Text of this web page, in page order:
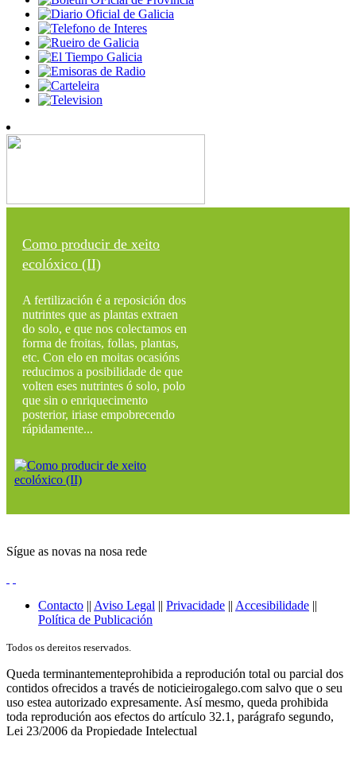
Como producir de xeito
ecolóxico (II)
A fertilización é a reposición dos
nutrintes que as plantas extraen
do solo, e que nos colectamos en
forma de froitas, follas, plantas,
etc. Con elo en moitas ocasións
reducimos a posibilidade de que
volten eses nutrintes ó solo, polo
que sin o enriquecimento
posterior, iriase empobrecendo
rápidamente...
Sígue as novas na nosa rede
Contacto || Aviso Legal || Privacidade || Accesibilidade ||
Política de Publicación
Todos os dereitos reservados.
Queda terminantementeprohibida a reprodución total ou parcial dos
contidos ofrecidos a través de noticieirogalego.com salvo que o seu
uso estea autorizado expresamente. Así mesmo, queda prohibida
toda reprodución aos efectos do artículo 32.1, parágrafo segundo,
Lei 23/2006 da Propiedade Intelectual